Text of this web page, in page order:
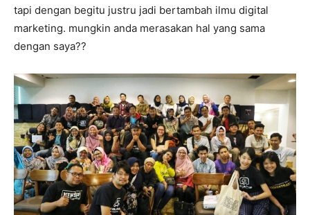
tapi dengan begitu justru jadi bertambah ilmu digital
marketing. mungkin anda merasakan hal yang sama
dengan saya??